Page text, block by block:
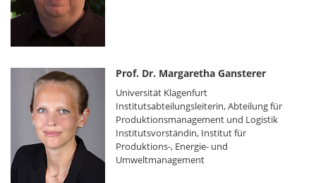
Prof. Dr. Margaretha Gansterer
Universität Klagenfurt
Institutsabteilungsleiterin, Abteilung für
Produktionsmanagement und Logistik
Institutsvorständin, Institut für
Produktions-, Energie- und
Umweltmanagement